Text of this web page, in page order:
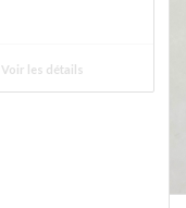
Voir les détails